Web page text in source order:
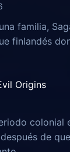
familia,
finlandés
Origins
colonial
de